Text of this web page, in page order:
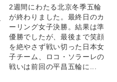
2週間にわたる北京冬季五輪
が終わりました。最終日のカ
ーリング女子決勝。結果は準
優勝でしたが、最後まで笑顔
を絶やさず戦い切った日本女
子チーム、ロコ・ソラーレの
戦いは前回の平昌五輪に...